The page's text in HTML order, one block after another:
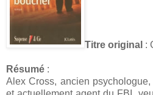
Titre original :
Résumé :
Alex Cross, ancien